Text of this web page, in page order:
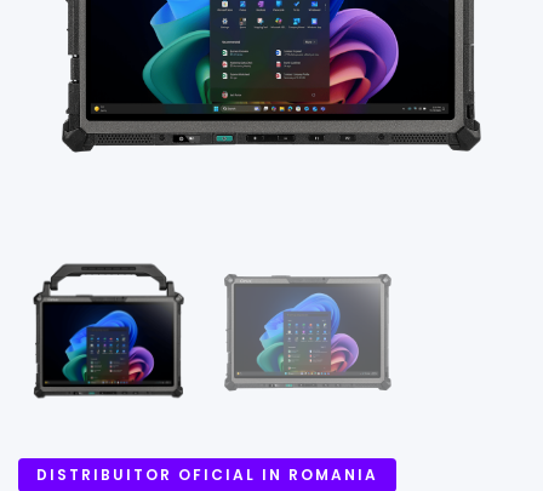
DISTRIBUITOR OFICIAL IN ROMANIA